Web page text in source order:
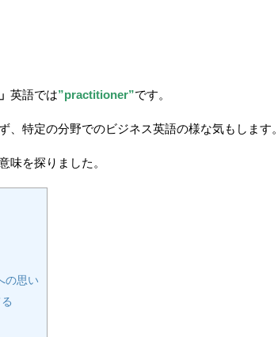
英語では”practitioner”です。
特定の分野でのビジネス英語の様な気もします。
味を探りました。
の思い